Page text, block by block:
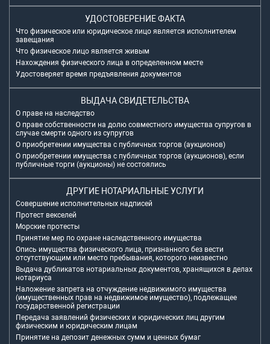
УДОСТОВЕРЕНИЕ ФАКТА
Что физическое или юридическое лицо является исполнителем
завещания
Что физическое лицо является живым
Нахождения физического лица в определенном месте
Удостоверяет время предъявления документов
ВЫДАЧА СВИДЕТЕЛЬСТВА
О праве на наследство
О праве собственности на долю совместного имущества супругов в
случае смерти одного из супругов
О приобретении имущества с публичных торгов (аукционов)
О приобретении имущества с публичных торгов (аукционов), если
публичные торги (аукционы) не состоялись
ДРУГИЕ НОТАРИАЛЬНЫЕ УСЛУГИ
Совершение исполнительных надписей
Протест векселей
Морские протесты
Принятие мер по охране наследственного имущества
Опись имущества физического лица, признанного без вести
отсутствующим или место пребывания, которого неизвестно
Выдача дубликатов нотариальных документов, хранящихся в делах
нотариуса
Наложение запрета на отчуждение недвижимого имущества
(имущественных прав на недвижимое имущество), подлежащее
государственной регистрации
Передача заявлений физических и юридических лиц другим
физическим и юридическим лицам
Принятие на депозит денежных сумм и ценных бумаг